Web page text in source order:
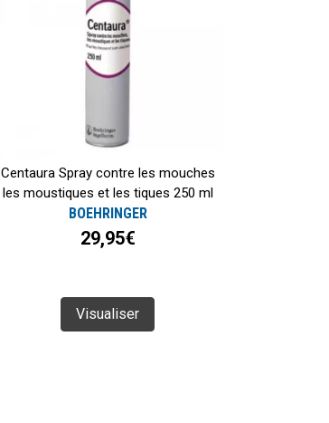
Centaura Spray contre les mouches
les moustiques et les tiques 250 ml
BOEHRINGER
29,95€
Visualiser